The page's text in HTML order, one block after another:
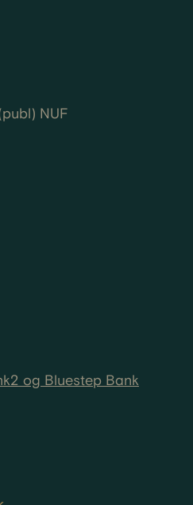
publ) NUF
og Bluestep Bank